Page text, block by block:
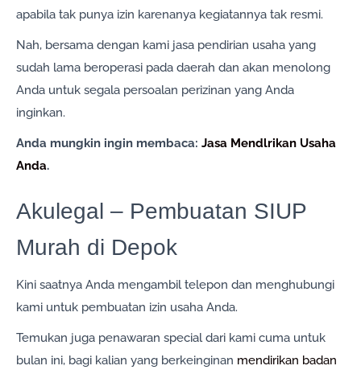
apabila tak punya izin karenanya kegiatannya tak resmi.
Nah, bersama dengan kami jasa pendirian usaha yang
sudah lama beroperasi pada daerah dan akan menolong
Anda untuk segala persoalan perizinan yang Anda
inginkan.
Anda mungkin ingin membaca: Jasa Mendlrikan Usaha
Anda.
Akulegal – Pembuatan SIUP
Murah di Depok
Kini saatnya Anda mengambil telepon dan menghubungi
kami untuk pembuatan izin usaha Anda.
Temukan juga penawaran special dari kami cuma untuk
bulan ini, bagi kalian yang berkeinginan mendirikan badan